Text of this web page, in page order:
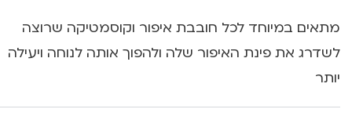
מתאים במיוחד לכל חובבת איפור וקוסמטיקה שרוצה
לשדרג את פינת האיפור שלה ולהפוך אותה לנוחה ויעילה
יותר